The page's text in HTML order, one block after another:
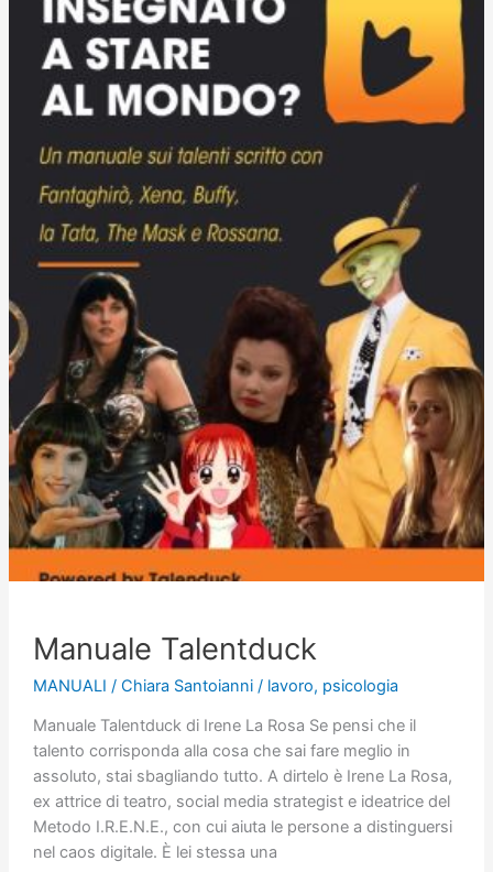
Manuale Talentduck
MANUALI / Chiara Santoianni / lavoro, psicologia
Manuale Talentduck di Irene La Rosa Se pensi che il
talento corrisponda alla cosa che sai fare meglio in
assoluto, stai sbagliando tutto. A dirtelo è Irene La Rosa,
ex attrice di teatro, social media strategist e ideatrice del
Metodo I.R.E.N.E., con cui aiuta le persone a distinguersi
nel caos digitale. È lei stessa una